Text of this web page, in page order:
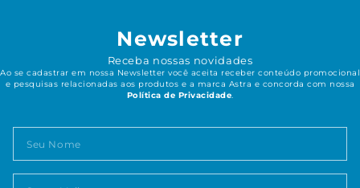
Newsletter
Receba nossas novidades
Ao se cadastrar em nossa Newsletter você aceita receber conteúdo promocional
e pesquisas relacionadas aos produtos e a marca Astra e concorda com nossa
Política de Privacidade.